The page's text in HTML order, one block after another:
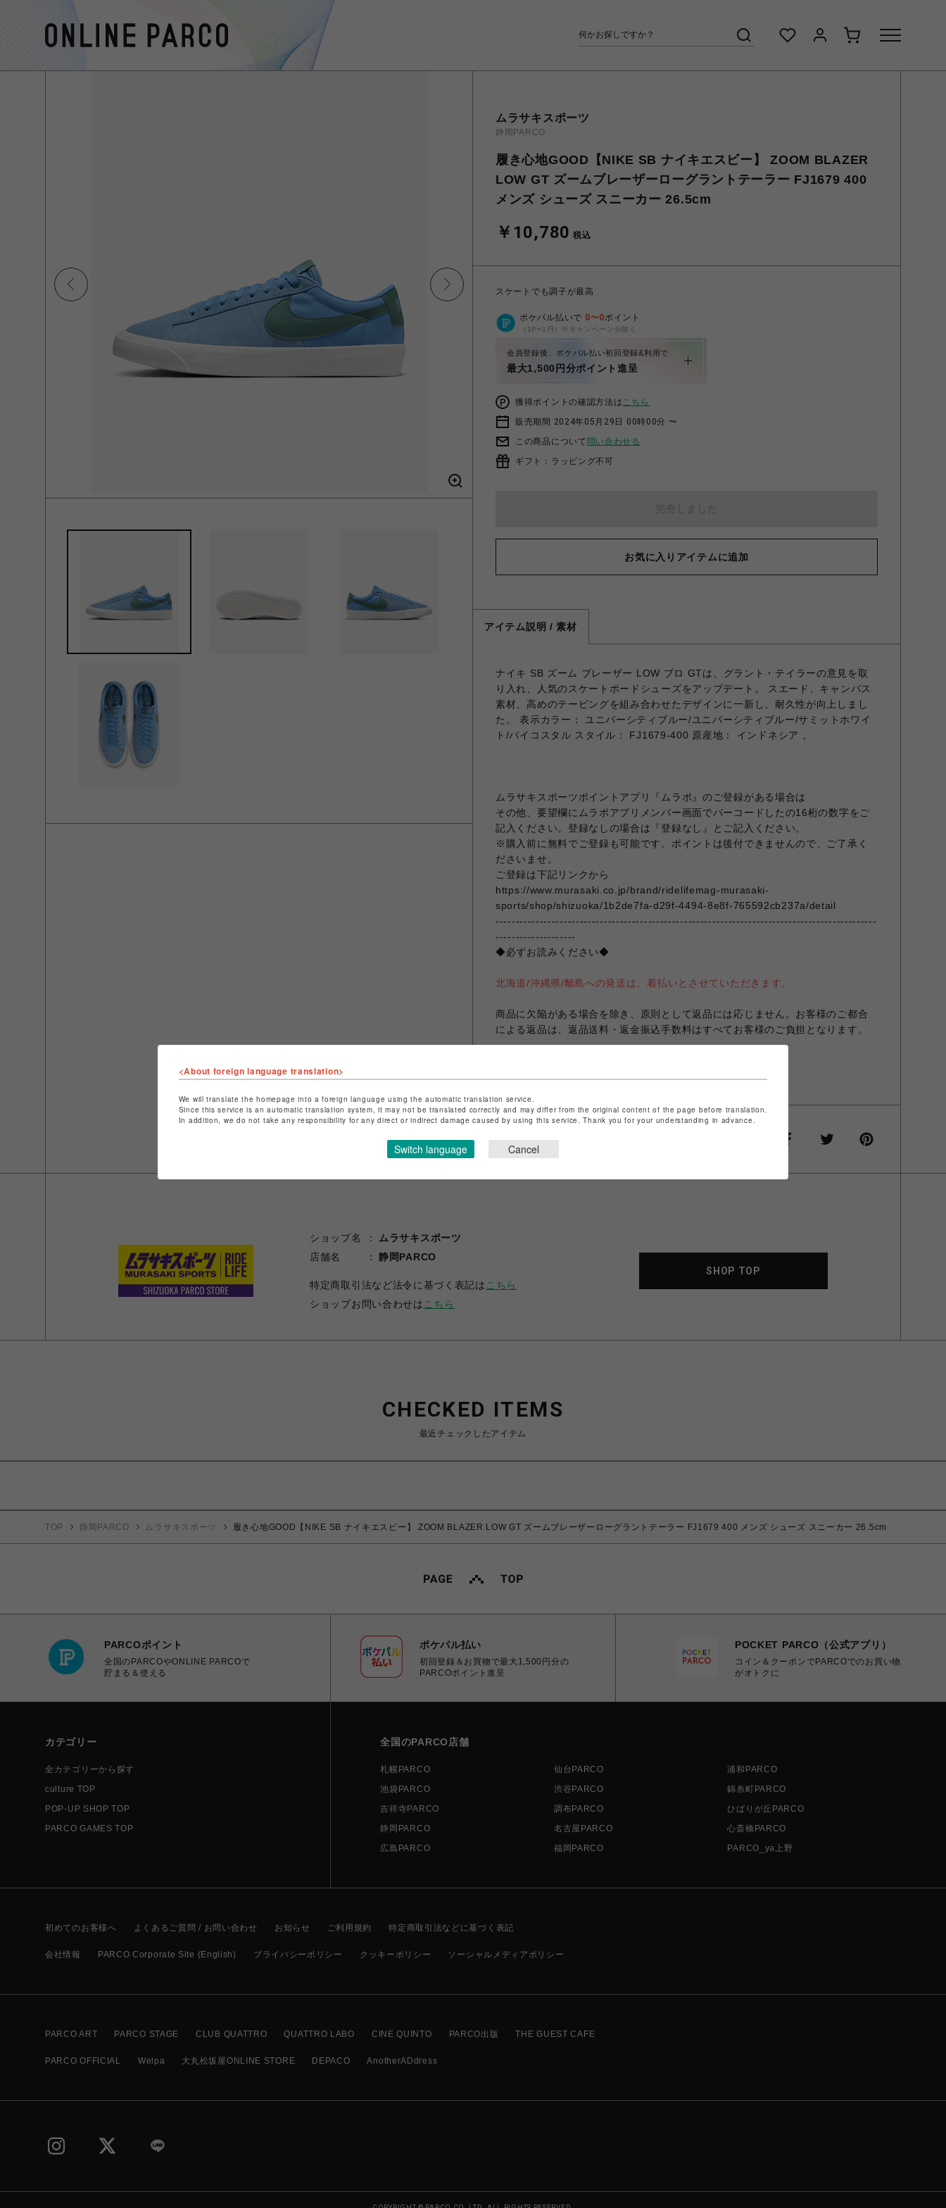
ムラサキスポーツ
静岡PARCO
履き心地GOOD【NIKE SB ナイキエスビー】 ZOOM BLAZER
LOW GT ズームブレーザーローグラントテーラー FJ1679 400
メンズ シューズ スニーカー 26.5cm
￥10,780 税込
スケートでも調子が最高
ポケパル払いで 0〜0ポイント
（1P=1円）※キャンペーン分除く
会員登録後、ポケパル払い初回登録&利用で
最大1,500円分ポイント進呈
獲得ポイントの確認方法はこちら
販売期間 2024年05月29日 00時00分 〜
この商品について 問い合わせる
ギフト：ラッピング不可
お気に入りアイテムに追加
アイテム説明 / 素材
ナイキ SB ズーム ブレーザー LOW プロ GTは、グラント・テイラーの意見を取
り入れ、人気のスケートボードシューズをアップデート。 スエード、キャンバス
素材、高めのテーピングを組み合わせたデザインに一新し、耐久性が向上しまし
た。 表示カラー： ユニバーシティブルー/ユニバーシティブルー/サミットホワイ
ト/バイコスタル スタイル： FJ1679-400 原産地： インドネシア 。
ムラサキスポーツポイントアプリ『ムラポ』のご登録がある場合は
その他、要望欄にムラポアプリメンバー画面でバーコードしたの16桁の数字をご
記入ください。登録なしの場合は『登録なし』とご記入ください。
※購入前に無料でご登録も可能です。ポイントは後付できませんので、ご了承く
ださいませ。
ご登録は下記リンクから
https://www.murasaki.co.jp/brand/ridelifemag-murasaki-
sports/shop/shizuoka/1b2de7fa-d29f-4494-8e8f-765592cb237a/detail
-----------------------------------------------------------------------------------------------
--------------------
◆必ずお読みください◆
北海道/沖縄県/離島への発送は、着払いとさせていただきます。
商品に欠陥がある場合を除き、原則として返品には応じません。お客様のご都合
による返品は、返品送料・返金振込手数料はすべてお客様のご負担となります。
シェアする
ショップ名
ムラサキスポーツ
店舗名
静岡PARCO
特定商取引法など法令に基づく表記は こちら
ショップお問い合わせは こちら
SHOP TOP
CHECKED ITEMS
最近チェックしたアイテム
TOP 静岡PARCO ムラサキスポーツ 履き心地GOOD【NIKE SB ナイキエスビー】 ZOOM BLAZER LOW GT ズームブレーザーローグラントテーラー FJ1679 400 メンズ シューズ スニーカー 26.5cm
PARCOポイント
全国のPARCOやONLINE PARCOで
貯まる＆使える
ポケパル払い
初回登録＆お買物で最大1,500円分の
PARCOポイント進呈
POCKET PARCO（公式アプリ）
コイン＆クーポンでPARCOでのお買い物
がオトクに
カテゴリー
全カテゴリーから探す
culture TOP
POP-UP SHOP TOP
PARCO GAMES TOP
全国のPARCO店舗
札幌PARCO 仙台PARCO
浦和PARCO
池袋PARCO
渋谷PARCO
錦糸町PARCO
吉祥寺PARCO
調布PARCO
ひばりが丘PARCO
静岡PARCO
名古屋PARCO
心斎橋PARCO
広島PARCO
福岡PARCO PARCO_ya上野
初めてのお客様へ よくあるご質問 / お問い合わせ お知らせ ご利用規約 特定商取引法などに基づく表記
会社情報 PARCO Corporate Site (English) プライバシーポリシー クッキーポリシー ソーシャルメディアポリシー
PARCO ART PARCO STAGE CLUB QUATTRO QUATTRO LABO CINE QUINTO PARCO出版 THE GUEST CAFE
PARCO OFFICIAL Welpa 大丸松坂屋ONLINE STORE DEPACO AnotherADdress
<About foreign language translation>
We will translate the homepage into a foreign language using the automatic translation service.
Since this service is an automatic translation system, it may not be translated correctly and may differ from the original content of the page before translation.
In addition, we do not take any responsibility for any direct or indirect damage caused by using this service. Thank you for your understanding in advance.
Switch language Cancel